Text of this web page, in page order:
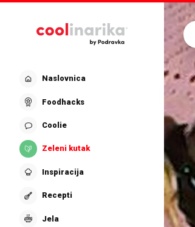
Naslovnica
Foodhacks
Coolie
Zeleni kutak
Inspiracija
Recepti
Jela